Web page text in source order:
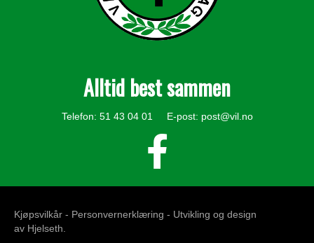
Alltid best sammen
Telefon: 51 43 04 01 E-post: post@vil.no
Kjøpsvilkår - Personvernerklæring - Utvikling og design
av Hjelseth